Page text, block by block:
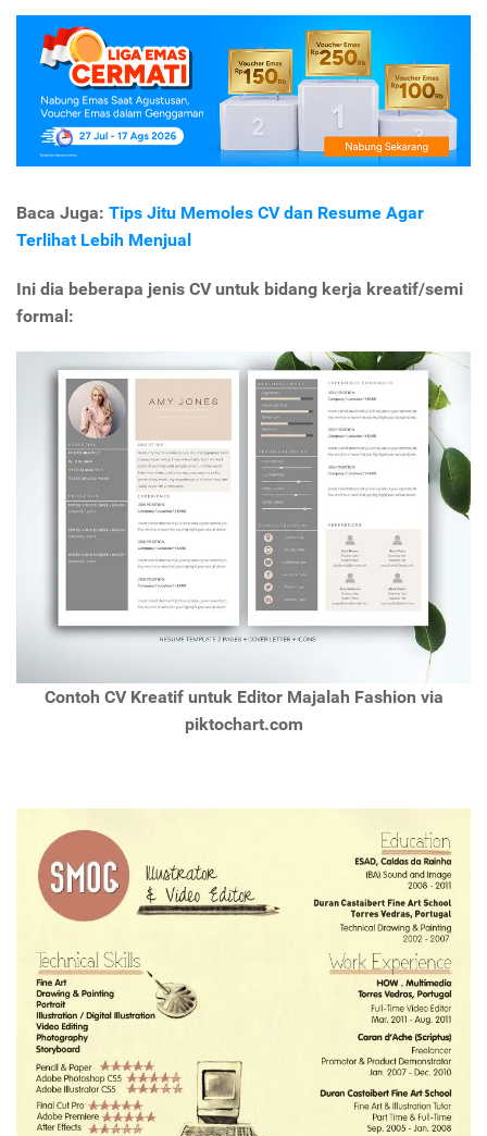
Baca Juga: Tips Jitu Memoles CV dan Resume Agar
Terlihat Lebih Menjual
Ini dia beberapa jenis CV untuk bidang kerja kreatif/semi
formal:
Contoh CV Kreatif untuk Editor Majalah Fashion via
piktochart.com